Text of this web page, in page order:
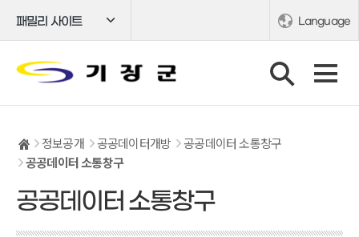
패밀리 사이트 Language
정보공개 공공데이터개방
공공데이터 소통창구
공공데이터 소통창구
공공데이터 소통창구